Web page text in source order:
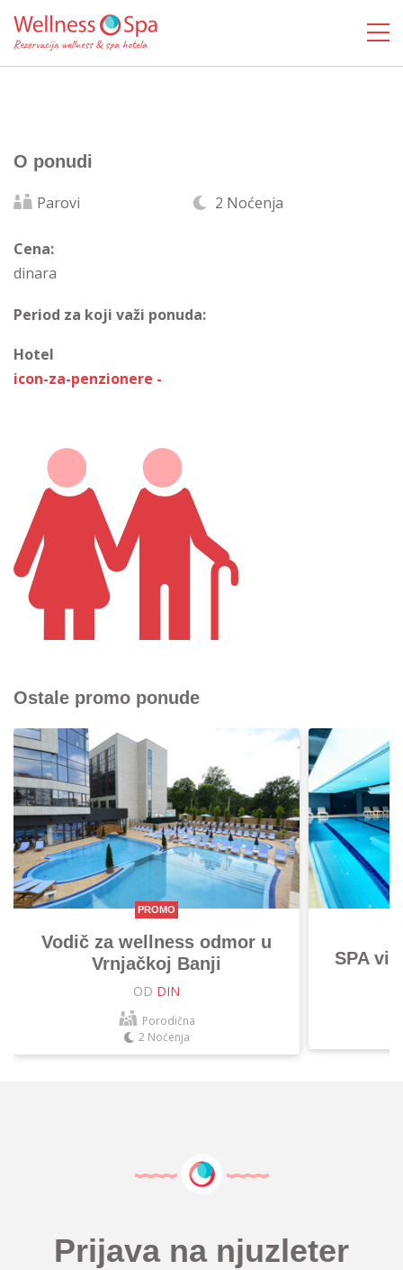
O ponudi
Parovi 2 Noćenja
Cena:
dinara
Period za koji važi ponuda:
Hotel
icon-za-penzionere -
Ostale promo ponude
PROMO
Vodič za wellness odmor u
Vrnjačkoj Banji
OD DIN
Porodična
2 Noćenja
SPA
Prijava na njuzleter